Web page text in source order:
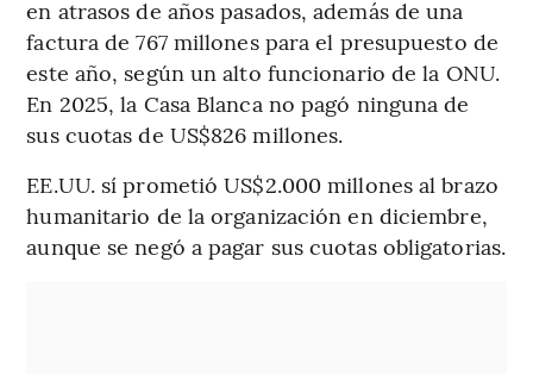
en atrasos de años pasados, además de una
factura de 767 millones para el presupuesto de
este año, según un alto funcionario de la ONU.
En 2025, la Casa Blanca no pagó ninguna de
sus cuotas de US$826 millones.
EE.UU. sí prometió US$2.000 millones al brazo
humanitario de la organización en diciembre,
aunque se negó a pagar sus cuotas obligatorias.